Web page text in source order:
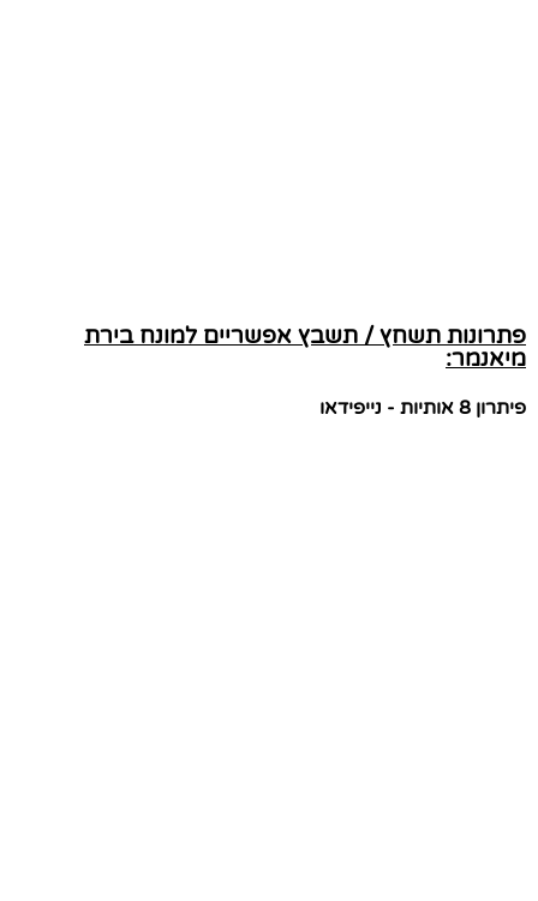
פתרונות תשחץ / תשבץ אפשריים למונח בירת
מיאנמר:
פיתרון 8 אותיות - נייפידאו